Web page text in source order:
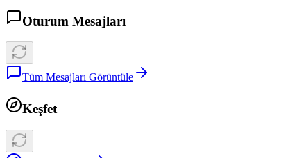
Oturum Mesajları
Tüm Mesajları Görüntüle
Keşfet